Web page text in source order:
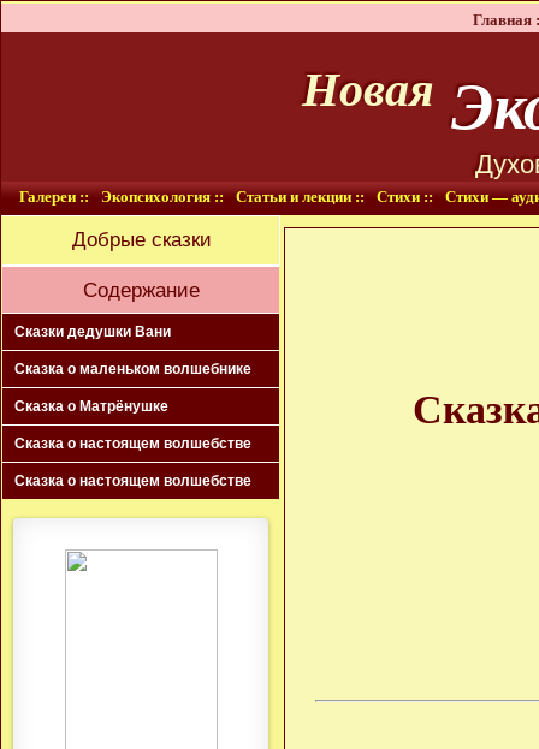
Главная
Новая
Галереи :: Экопсихология :: Статьи и лекции :: Стихи :: Стихи —
Добрые сказки
Содержание
Сказки дедушки Вани
Сказка о маленьком волшебнике
Сказка о Матрёнушке
Сказка о настоящем волшебстве
Сказка о настоящем волшебстве